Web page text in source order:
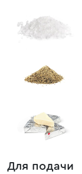
Для подачи